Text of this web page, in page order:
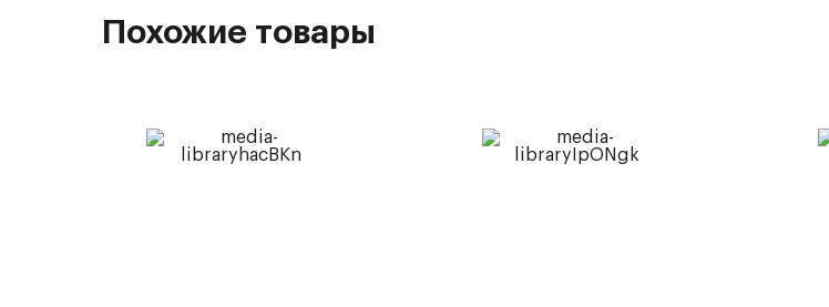
Похожие товары